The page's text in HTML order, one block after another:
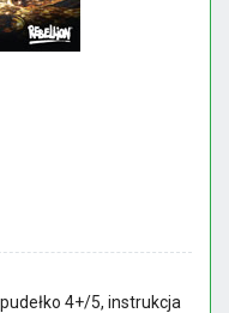
4+/5, instrukcja